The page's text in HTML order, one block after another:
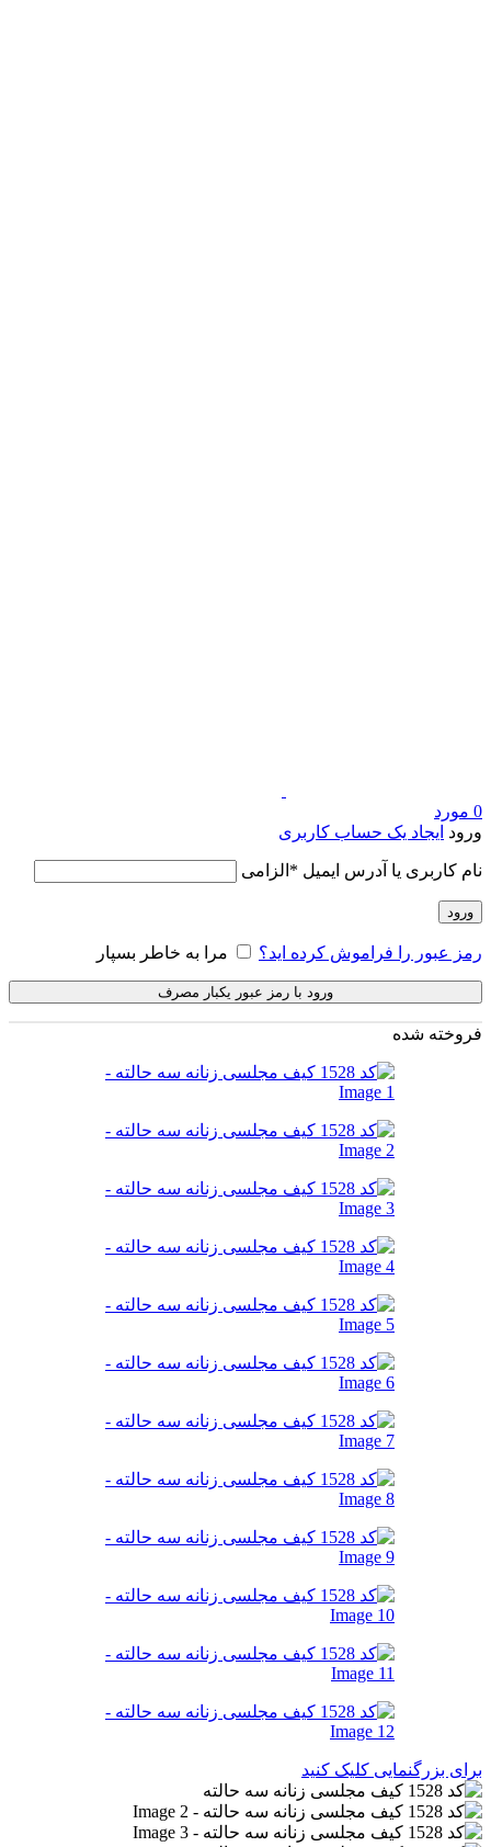
0 مورد
ورود ایجاد یک حساب کاربری
نام کاربری یا آدرس ایمیل * الزامی
ورود
رمز عبور را فراموش کرده اید؟ مرا به خاطر بسپار
ورود با رمز عبور یکبار مصرف
فروخته شده
برای بزرگنمایی کلیک کنید